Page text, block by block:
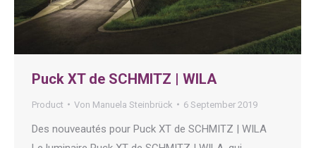
Puck XT de SCHMITZ | WILA
Product Von Manuela Steinbrück 6 September 2019
Des nouveautés pour Puck XT de SCHMITZ | WILA